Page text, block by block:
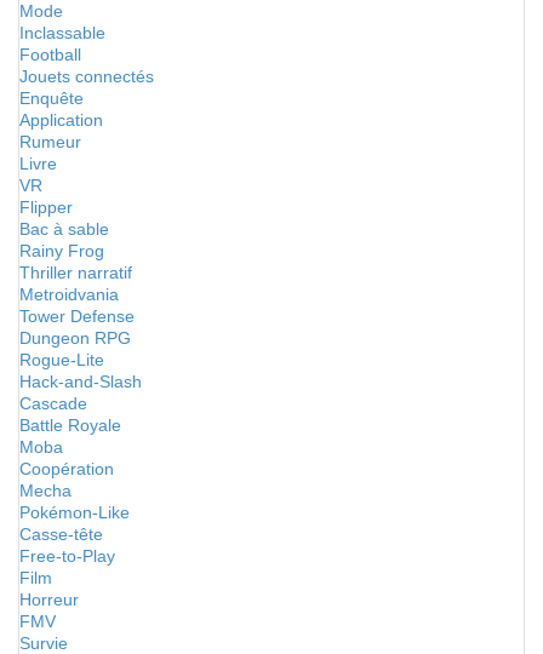
Mode
Inclassable
Football
Jouets connectés
Enquête
Application
Rumeur
Livre
VR
Flipper
Bac à sable
Rainy Frog
Thriller narratif
Metroidvania
Tower Defense
Dungeon RPG
Rogue-Lite
Hack-and-Slash
Cascade
Battle Royale
Moba
Coopération
Mecha
Pokémon-Like
Casse-tête
Free-to-Play
Film
Horreur
FMV
Survie